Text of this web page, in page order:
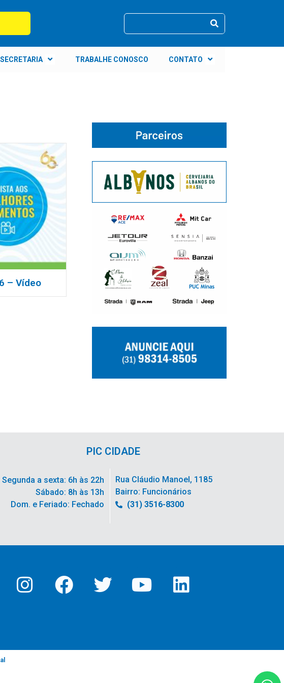
SECRETARIA TRABALHE CONOSCO CONTATO
– Vídeo
PIC CIDADE
Segunda a sexta: 6h às 22h
Sábado: 8h às 13h
Dom. e Feriado: Fechado
Rua Cláudio Manoel, 1185
Bairro: Funcionários
(31) 3516-8300